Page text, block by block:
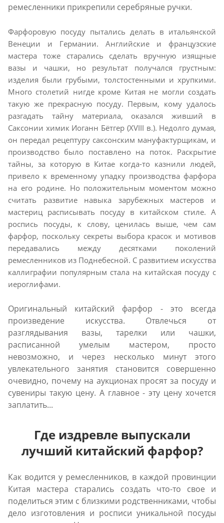
ремесленники прикрепили серебряные ручки.
Фарфоровую посуду пытались делать в итальянской
Венеции и Германии. Английские и французские
мастера тоже старались сделать вручную изящные
вазы и чашки, но результат получался грустным:
изделия были грубыми, толстостенными и хрупкими.
Много столетий нигде кроме Китая не могли создать
такую же прекрасную посуду. Первым, кому удалось
разгадать тайну материала, оказался живший в
Саксонии химик Иоганн Бётгер (XVIII в.). Недолго думая,
он передал рецептуру саксонским мануфактурщикам, и
производство было поставлено на поток. Раскрытие
тайны, за которую в Китае когда-то казнили людей,
привело к временному упадку производства фарфора
на его родине. Но положительным моментом можно
считать развитие навыка зарубежных мастеров и
мастериц расписывать посуду в китайском стиле. А
роспись посуды, к слову, ценилась выше, чем сам
фарфор, поскольку секреты выбора красок и мотивов
передавались между десятками поколений
ремесленников из Поднебесной. С развитием искусства
каллиграфии популярным стала на китайская посуду с
иероглифами.
Оригинальный китайский фарфор - это всегда
произведение искусства. Отвлечься от
разглядывания вазы, тарелки или чашки,
расписанной умелым мастером, просто
невозможно, и через несколько минут этого
увлекательного занятия становится совершенно
очевидно, почему на аукционах просят за посуду и
сувениры такую цену. А главное - эту цену хочется
заплатить...
Где издревле выпускали
лучший китайский фарфор?
Как водится у ремесленников, в каждой провинции
Китая мастера старались создать что-то свое и
поделиться этим с близкими родственниками, чтобы
дело изготовления и росписи уникальной посуды